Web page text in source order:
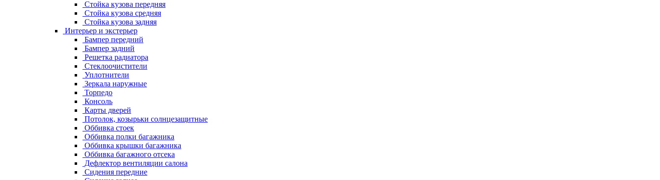
Стойка кузова передняя
Стойка кузова средняя
Стойка кузова задняя
Интерьер и экстерьер
Бампер передний
Бампер задний
Решетка радиатора
Стеклоочистители
Уплотнители
Зеркала наружные
Торпедо
Консоль
Карты дверей
Потолок, козырьки солнцезащитные
Оббивка стоек
Оббивка полки багажника
Оббивка крышки багажника
Оббивка багажного отсека
Дефлектор вентиляции салона
Сидения передние